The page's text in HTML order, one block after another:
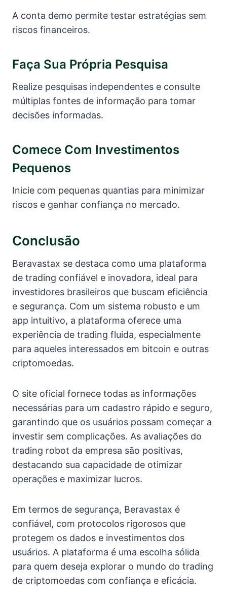
A conta demo permite testar estratégias sem
riscos financeiros.
Faça Sua Própria Pesquisa
Realize pesquisas independentes e consulte
múltiplas fontes de informação para tomar
decisões informadas.
Comece Com Investimentos
Pequenos
Inicie com pequenas quantias para minimizar
riscos e ganhar confiança no mercado.
Conclusão
Beravastax se destaca como uma plataforma
de trading confiável e inovadora, ideal para
investidores brasileiros que buscam eficiência
e segurança. Com um sistema robusto e um
app intuitivo, a plataforma oferece uma
experiência de trading fluida, especialmente
para aqueles interessados em bitcoin e outras
criptomoedas.
O site oficial fornece todas as informações
necessárias para um cadastro rápido e seguro,
garantindo que os usuários possam começar a
investir sem complicações. As avaliações do
trading robot da empresa são positivas,
destacando sua capacidade de otimizar
operações e maximizar lucros.
Em termos de segurança, Beravastax é
confiável, com protocolos rigorosos que
protegem os dados e investimentos dos
usuários. A plataforma é uma escolha sólida
para quem deseja explorar o mundo do trading
de criptomoedas com confiança e eficácia.